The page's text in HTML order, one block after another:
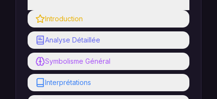
Introduction
Analyse Détaillée
Symbolisme Général
Interprétations